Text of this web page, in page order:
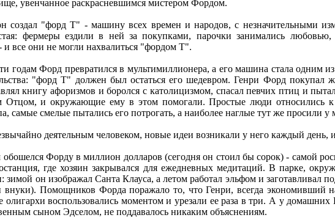
увенчанное раскрасневшимся мистером Фордом.
создал "форд Т" - машину всех времен и народов, с незначительными
фермеры ездили в ней за покупками, парочки занимались любовью,
и все они не могли нахвалиться "фордом Т".
годам Форд превратился в мультимиллионера, а его машина стала одним
"форд Т" должен был остаться его шедевром. Генри Форд покупал
книгу афоризмов и боролся с католицизмом, спасал певчих птиц и
и окружающие ему в этом помогали. Простые люди относились
самые смелые пытались его потрогать, а наиболее наглые тут же просили у
деятельным человеком, новые идеи возникали у него каждый день,
Форду в миллион долларов (сегодня он стоил бы сорок) - самой
где хозяин закрывался для ежедневных медитаций. В парке,
зимой он изображал Санта Клауса, а летом работал эльфом и заготавливал
Помощников Форда поражало то, что Генри, всегда экономивший
олигархи воспользовались моментом и урезали ее раза в три. А у
сыном Эдселом, не поддавалось никаким объяснениям.